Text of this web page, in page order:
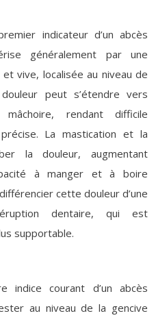
indicateur d’un abcès
généralement par une
vive, localisée au niveau de
peut s’étendre vers
rendant difficile
La mastication et la
la douleur, augmentant
à manger et à boire
cette douleur d’une
dentaire, qui est
supportable.
indice courant d’un abcès
au niveau de la gencive